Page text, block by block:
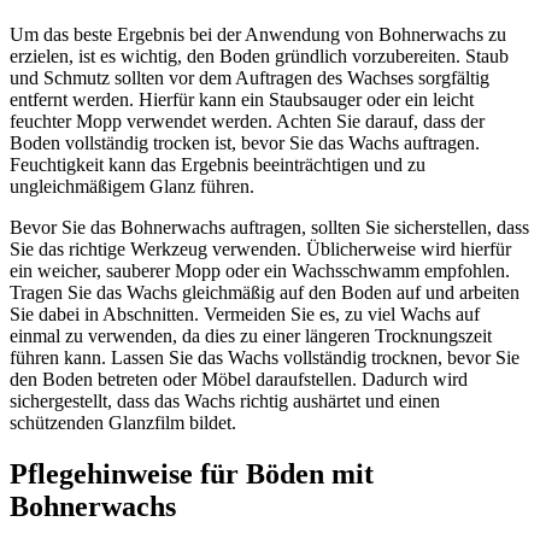
Um das beste Ergebnis bei der Anwendung von Bohnerwachs zu
erzielen, ist es wichtig, den Boden gründlich vorzubereiten. Staub
und Schmutz sollten vor dem Auftragen des Wachses sorgfältig
entfernt werden. Hierfür kann ein Staubsauger oder ein leicht
feuchter Mopp verwendet werden. Achten Sie darauf, dass der
Boden vollständig trocken ist, bevor Sie das Wachs auftragen.
Feuchtigkeit kann das Ergebnis beeinträchtigen und zu
ungleichmäßigem Glanz führen.
Bevor Sie das Bohnerwachs auftragen, sollten Sie sicherstellen, dass
Sie das richtige Werkzeug verwenden. Üblicherweise wird hierfür
ein weicher, sauberer Mopp oder ein Wachsschwamm empfohlen.
Tragen Sie das Wachs gleichmäßig auf den Boden auf und arbeiten
Sie dabei in Abschnitten. Vermeiden Sie es, zu viel Wachs auf
einmal zu verwenden, da dies zu einer längeren Trocknungszeit
führen kann. Lassen Sie das Wachs vollständig trocknen, bevor Sie
den Boden betreten oder Möbel daraufstellen. Dadurch wird
sichergestellt, dass das Wachs richtig aushärtet und einen
schützenden Glanzfilm bildet.
Pflegehinweise für Böden mit
Bohnerwachs